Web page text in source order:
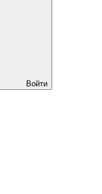
Войти